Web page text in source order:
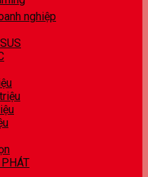
nghiệp